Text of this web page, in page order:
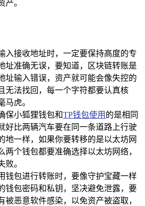
产。
入接收地址时，一定要保持高度的专
址准确无误，要知道，区块链转账是
址输入错误，资产就可能会像失控的
无法找回，每一个字符都要认真核
马虎。
保小狐狸钱包和TP钱包使用 的是相同
好比两辆汽车要在同一条道路上行驶
地一样，如果你要转移的是以太坊网
两个钱包都要准确选择以太坊网络，
败。
钱包进行转账时，要像守护宝藏一样
钱包密码和私钥，坚决避免泄露，要
被恶意软件感染，以免资产被盗取，